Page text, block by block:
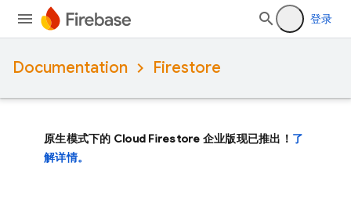
登录
Documentation Firestore
原生模式下的 Cloud Firestore 企业版现已推出！ 了
解详情。